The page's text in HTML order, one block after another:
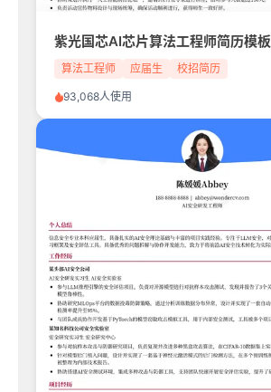
紫光国芯AI芯片算法工程师简历模板
算法工程师 应届生 校招简历
93,068人使用